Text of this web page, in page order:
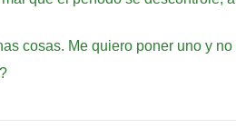
cosas. Me quiero poner uno y